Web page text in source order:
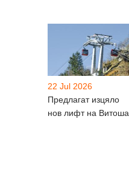
22 Jul 2026
Предлагат изцяло
нов лифт на Витоша